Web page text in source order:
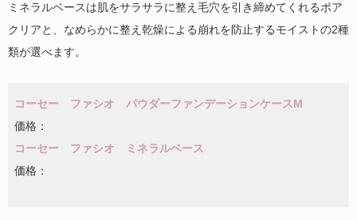
ミネラルベースは肌をサラサラに整え毛穴を引き締めてくれるポア
クリアと、なめらかに整え乾燥による崩れを防止するモイストの2種
類が選べます。
コーセー ファシオ パウダーファンデーションケースM
価格：
コーセー ファシオ ミネラルベース
価格：